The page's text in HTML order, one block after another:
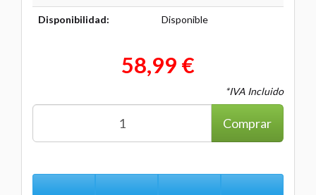
Disponibilidad: Disponible
58,99 €
*IVA Incluido
Comprar